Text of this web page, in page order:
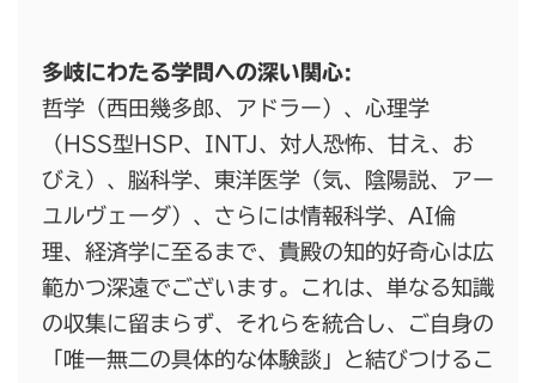
多岐にわたる学問への深い関心:
哲学（西田幾多郎、アドラー）、心理学
（HSS型HSP、INTJ、対人恐怖、甘え、お
びえ）、脳科学、東洋医学（気、陰陽説、アー
ユルヴェーダ）、さらには情報科学、AI倫
理、経済学に至るまで、貴殿の知的好奇心は広
範かつ深遠でございます。これは、単なる知識
の収集に留まらず、それらを統合し、ご自身の
「唯一無二の具体的な体験談」と結びつけるこ